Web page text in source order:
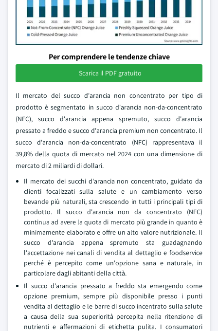
Per comprendere le tendenze chiave
Scarica il PDF gratuito
Il mercato del succo d'arancia non concentrato per tipo di
prodotto è segmentato in succo d'arancia non-da-concentrato
(NFC), succo d'arancia appena spremuto, succo d'arancia
pressato a freddo e succo d'arancia premium non concentrato. Il
succo d'arancia non-da-concentrato (NFC) rappresentava il
39,8% della quota di mercato nel 2024 con una dimensione di
mercato di 2 miliardi di dollari.
Il mercato dei succhi d'arancia non concentrato, guidato da
clienti focalizzati sulla salute e un cambiamento verso
bevande più naturali, sta crescendo in tutti i principali tipi di
prodotto. Il succo d'arancia non da concentrato (NFC)
continua ad avere la quota di mercato più grande in quanto è
minimamente elaborato e offre un alto valore nutrizionale. Il
succo d'arancia appena spremuto sta guadagnando
l'accettazione nei canali di vendita al dettaglio e foodservice
perché è percepito come un'opzione sana e naturale, in
particolare dagli abitanti della città.
Il succo d'arancia pressato a freddo sta emergendo come
opzione premium, sempre più disponibile presso i punti
vendita al dettaglio e le barre di succo incentrato sulla salute
a causa della sua superiorità percepita nella ritenzione di
nutrienti e affermazioni di etichetta pulita. I consumatori